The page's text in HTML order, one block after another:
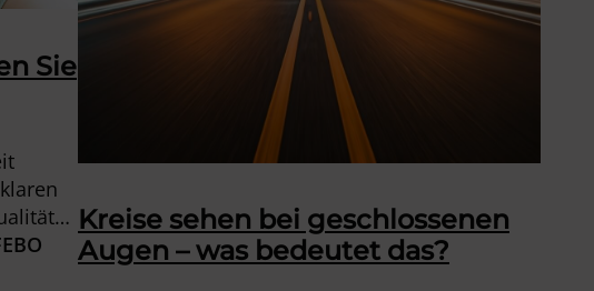
Sie
Kreise sehen bei geschlossenen
Augen – was bedeutet das?